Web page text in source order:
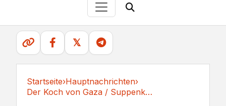
𝕏
Startseite›Hauptnachrichten›
Der Koch von Gaza / Suppenküche im...